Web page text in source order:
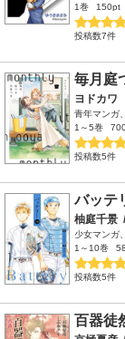
1巻
150pt
投稿数7件
毎月庭
ヨドカワ
青年マンガ
1～5巻
投稿数5件
バッテ
柚庭千景 /
少女マンガ
1～10巻
投稿数5件
百器徒